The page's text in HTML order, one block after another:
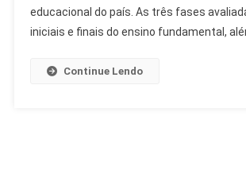
Básica
No
educacional do país. As três fases
iniciais e finais do ensino fundamental,
Continue Lendo